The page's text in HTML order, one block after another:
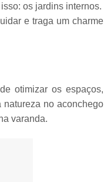
os jardins internos.
e traga um charme
deotimizar os espaços,
natureza no aconchego
varanda.